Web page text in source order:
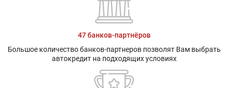
47 банков-партнёров
Большое количество банков-партнеров позволят Вам выбрать
автокредит на подходящих условиях